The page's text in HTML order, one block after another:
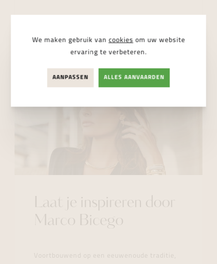
Ik ga akkoord met deprivacy regelgeving
Laat je inspireren door
Marco Bicego
Voortbouwend op een eeuwenoude traditie,
We maken gebruik van cookies om uw website
ervaring te verbeteren.
AANPASSEN ALLES AANVAARDEN